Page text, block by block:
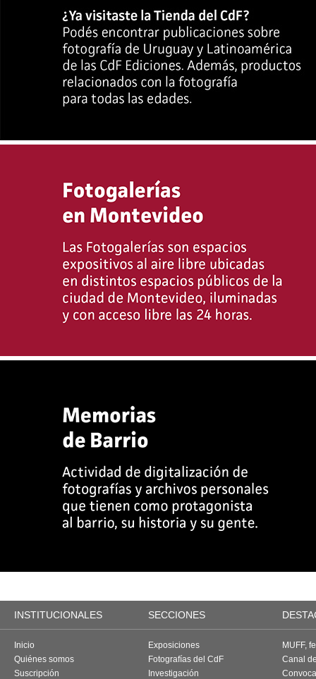
INSTITUCIONALES SECCIONES
Inicio
Quiénes somos
Suscripción
Exposiciones
Fotografías del CdF
Investigación
MUFF,
Canal